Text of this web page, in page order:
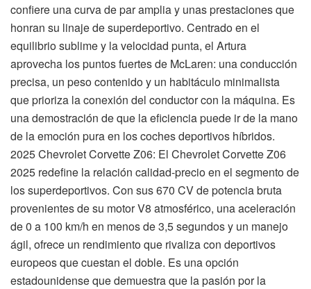
confiere una curva de par amplia y unas prestaciones que
honran su linaje de superdeportivo. Centrado en el
equilibrio sublime y la velocidad punta, el Artura
aprovecha los puntos fuertes de McLaren: una conducción
precisa, un peso contenido y un habitáculo minimalista
que prioriza la conexión del conductor con la máquina. Es
una demostración de que la eficiencia puede ir de la mano
de la emoción pura en los coches deportivos híbridos.
2025 Chevrolet Corvette Z06: El Chevrolet Corvette Z06
2025 redefine la relación calidad-precio en el segmento de
los superdeportivos. Con sus 670 CV de potencia bruta
provenientes de su motor V8 atmosférico, una aceleración
de 0 a 100 km/h en menos de 3,5 segundos y un manejo
ágil, ofrece un rendimiento que rivaliza con deportivos
europeos que cuestan el doble. Es una opción
estadounidense que demuestra que la pasión por la